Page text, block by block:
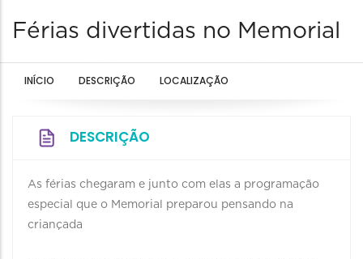
Férias divertidas no Memorial
INÍCIO DESCRIÇÃO LOCALIZAÇÃO
DESCRIÇÃO
As férias chegaram e junto com elas a programação
especial que o Memorial preparou pensando na
criançada